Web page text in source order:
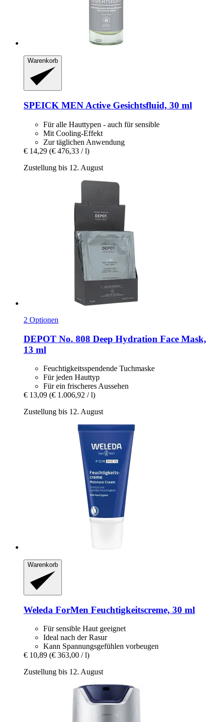
Warenkorb
SPEICK MEN Active Gesichtsfluid, 30 ml
Für alle Hauttypen - auch für sensible
Mit Cooling-Effekt
Zur täglichen Anwendung
€ 14,29 (€ 476,33 / l)
Zustellung bis 12. August
2 Optionen
DEPOT No. 808 Deep Hydration Face Mask,
13 ml
Feuchtigkeitsspendende Tuchmaske
Für jeden Hauttyp
Für ein frischeres Aussehen
€ 13,09 (€ 1.006,92 / l)
Zustellung bis 12. August
Warenkorb
Weleda ForMen Feuchtigkeitscreme, 30 ml
Für sensible Haut geeignet
Ideal nach der Rasur
Kann Spannungsgefühlen vorbeugen
€ 10,89 (€ 363,00 / l)
Zustellung bis 12. August